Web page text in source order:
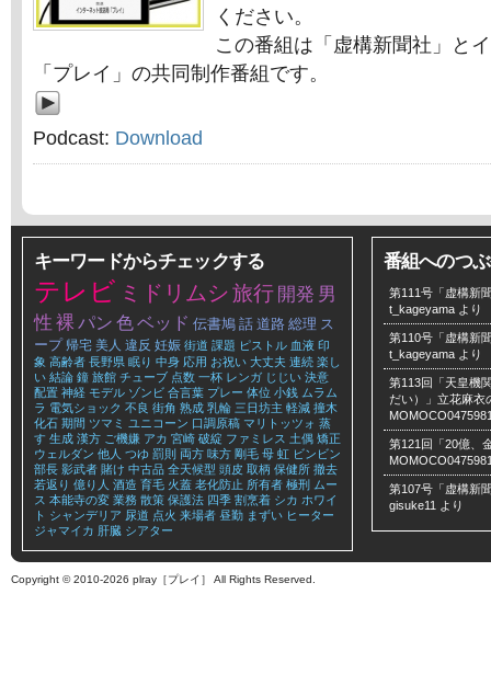
ください。
この番組は「虚構新聞社」と
「プレイ」の共同制作番組です。
Podcast: Download
キーワードからチェックする
テレビ ミドリムシ旅行 開発 男
性 裸 パン 色ベッド 伝書鳩 話 道路 総理 ス
ープ 帰宅 美人 違反 妊娠 街道 課題 ピストル 血液 印
象 高齢者 長野県 眠り 中身 応用 お祝い 大丈夫 連続 楽し
い 結論 鐘 旅館 チューブ 点数 一杯 レンガ じじい 決意
配置 神経 モデル ゾンビ 合言葉 プレー 体位 小銭 ムラム
ラ 電気ショック 不良 街角 熟成 乳輪 三日坊主 軽減 撞木
化石 期間 ツマミ ユニコーン 口調原稿 マリトッツォ 蒸
す 生成 漢方 ご機嫌 アカ 宮崎 破綻 ファミレス 土偶 矯正
ウェルダン 他人 つゆ 罰則 両方 味方 剛毛 母 虹 ビンビン
部長 影武者 賭け 中古品 全天候型 頭皮 取柄 保健所 撤去
若返り 億り人 酒造 育毛 火蓋 老化防止 所有者 極刑 ムー
ス 本能寺の変 業務 散策 保護法 四季 割烹着 シカ ホワイ
ト シャンデリア 尿道 点火 来場者 昼勤 まずい ヒーター
ジャマイカ 肝臓 シアター
番組へのつ
第111号「虚構新
t_kageyama より
第110号「虚構新
t_kageyama より
第113回「天皇機
だい）」立花麻衣
第121回「20億、
第107号「虚構新
gisuke11 より
Copyright © 2010-2026 plray［プレイ］ All Rights Reserved.